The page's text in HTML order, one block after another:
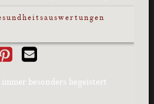
besonders begeistert